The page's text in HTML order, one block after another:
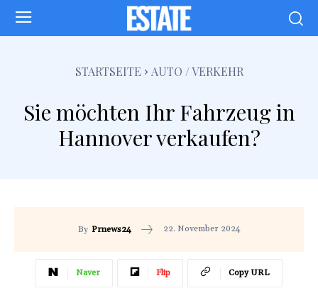
STARTSEITE AUTO / VERKEHR
Sie möchten Ihr Fahrzeug in
Hannover verkaufen?
By Prnews24 22. November 2024
Naver Flip Copy URL